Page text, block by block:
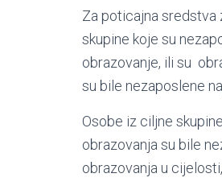
Za poticajna sredstva
skupine koje su
obrazovanje, ili su
su bile nezaposlene
Osobe iz ciljne
obrazovanja su bile
obrazovanja u